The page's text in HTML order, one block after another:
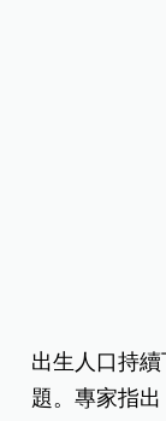
出生人口持
題。專家指